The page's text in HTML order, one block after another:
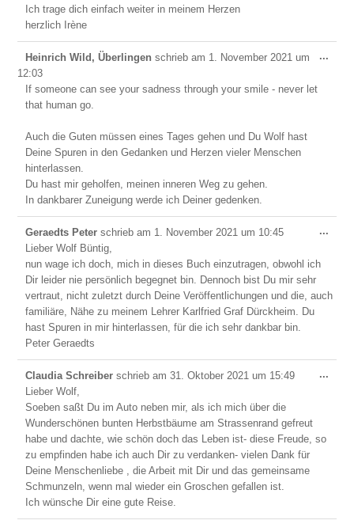
Ich trage dich einfach weiter in meinem Herzen
herzlich Irène
Heinrich Wild, Überlingenschrieb am 1. November 2021 um
12:03
If someone can see your sadness through your smile - never let
that human go.
Auch die Guten müssen eines Tages gehen und Du Wolf hast
Deine Spuren in den Gedanken und Herzen vieler Menschen
hinterlassen.
Du hast mir geholfen, meinen inneren Weg zu gehen.
In dankbarer Zuneigung werde ich Deiner gedenken.
...
Geraedts Peterschrieb am 1. November 2021 um 10:45
Lieber Wolf Büntig,
nun wage ich doch, mich in dieses Buch einzutragen, obwohl ich
Dir leider nie persönlich begegnet bin. Dennoch bist Du mir sehr
vertraut, nicht zuletzt durch Deine Veröffentlichungen und die, auch
familiäre, Nähe zu meinem Lehrer Karlfried Graf Dürckheim. Du
hast Spuren in mir hinterlassen, für die ich sehr dankbar bin.
Peter Geraedts
...
Claudia Schreiberschrieb am 31. Oktober 2021 um 15:49
Lieber Wolf,
Soeben saßt Du im Auto neben mir, als ich mich über die
Wunderschönen bunten Herbstbäume am Strassenrand gefreut
habe und dachte, wie schön doch das Leben ist- diese Freude, so
zu empfinden habe ich auch Dir zu verdanken- vielen Dank für
Deine Menschenliebe , die Arbeit mit Dir und das gemeinsame
Schmunzeln, wenn mal wieder ein Groschen gefallen ist.
Ich wünsche Dir eine gute Reise.
...